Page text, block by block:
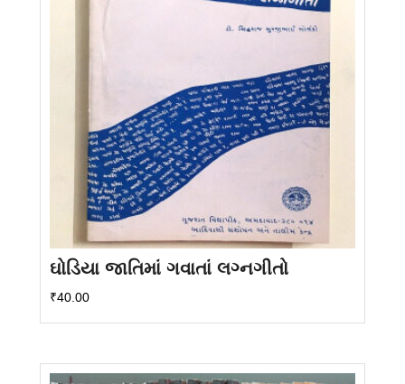
ઘોડિયા જાતિમાં ગવાતાં લગ્નગીતો
₹40.00